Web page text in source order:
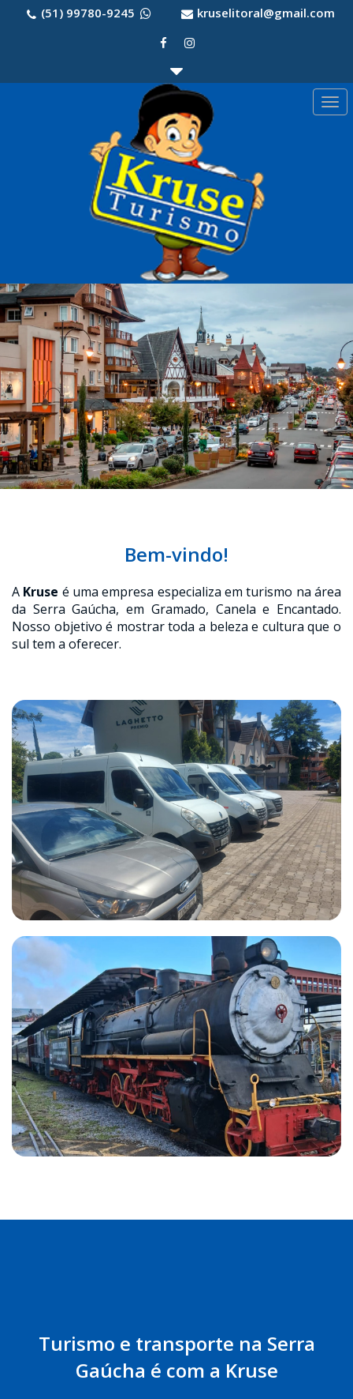
(51) 99780-9245 kruselitoral@gmail.com
Bem-vindo!
A Kruse é uma empresa especializa em turismo na área
da Serra Gaúcha, em Gramado, Canela e Encantado.
Nosso objetivo é mostrar toda a beleza e cultura que o
sul tem a oferecer.
Turismo e transporte na Serra
Gaúcha é com a Kruse